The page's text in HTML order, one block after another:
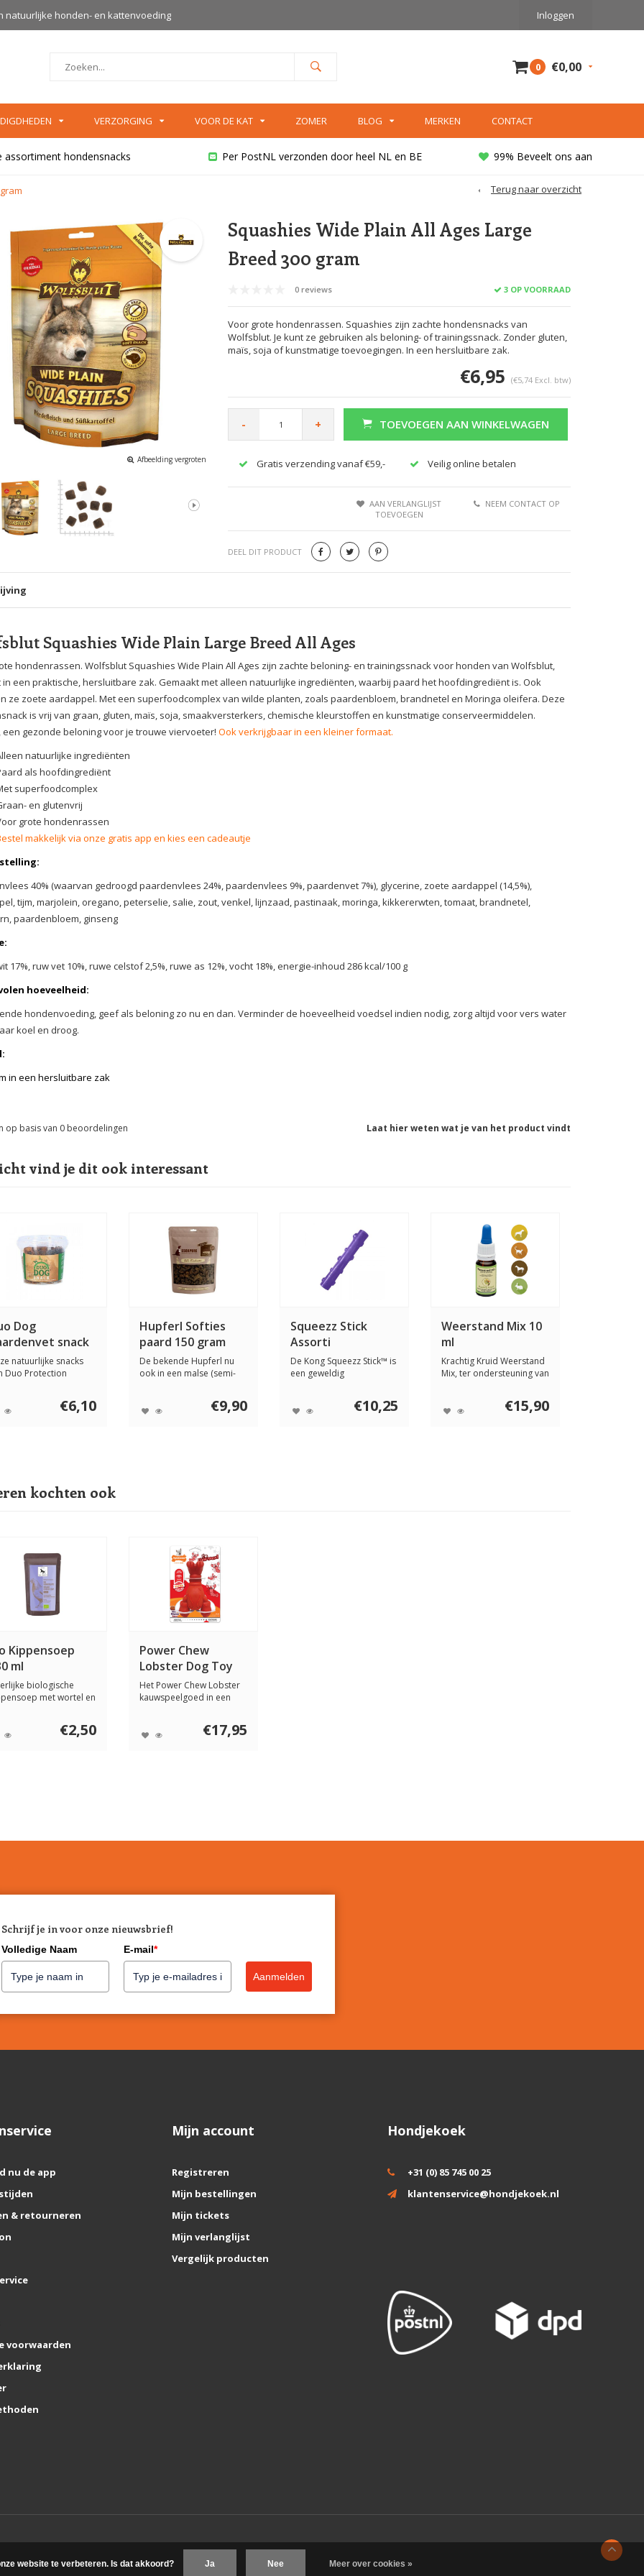
natuurlijke honden- en kattenvoeding Inloggen
0 €0,00
VERZORGING VOOR DE KAT ZOMER BLOG MERKEN CONTACT
assortiment hondensnacks Per PostNL verzonden door heel NL en BE 99% Beveelt ons aan
Terug naar overzicht
Afbeelding vergroten Afbeelding vergroten
Squashies Wide Plain All Ages Large
Breed 300 gram
0 reviews 3 OP VOORRAAD
Voor grote hondenrassen. Squashies zijn zachte hondensnacks van
Wolfsblut. Je kunt ze gebruiken als beloning- of trainingssnack. Zonder gluten,
maïs, soja of kunstmatige toevoegingen. In een hersluitbare zak.
€6,95 (€5,74 Excl. btw)
- + TOEVOEGEN AAN WINKELWAGEN
Gratis verzending vanaf €59,- Veilig online betalen
AAN VERLANGLIJST
TOEVOEGEN
NEEM CONTACT OP
DEEL DIT PRODUCT
Squashies Wide Plain Large Breed All Ages
hondenrassen. Wolfsblut Squashies Wide Plain All Ages zijn zachte beloning- en trainingssnack voor honden van Wolfsblut,
een praktische, hersluitbare zak. Gemaakt met alleen natuurlijke ingrediënten, waarbij paard het hoofdingrediënt is. Ook
ze zoete aardappel. Met een superfoodcomplex van wilde planten, zoals paardenbloem, brandnetel en Moringa oleifera. Deze
is vrij van graan, gluten, maïs, soja, smaakversterkers, chemische kleurstoffen en kunstmatige conserveermiddelen.
een gezonde beloning voor je trouwe viervoeter! Ook verkrijgbaar in een kleiner formaat.
natuurlijke ingrediënten
als hoofdingrediënt
superfoodcomplex
en glutenvrij
grote hondenrassen
makkelijk via onze gratis app en kies een cadeautje
40% (waarvan gedroogd paardenvlees 24%, paardenvlees 9%, paardenvet 7%), glycerine, zoete aardappel (14,5%),
tijm, marjolein, oregano, peterselie, salie, zout, venkel, lijnzaad, pastinaak, moringa, kikkererwten, tomaat, brandnetel,
paardenbloem, ginseng
17%, ruw vet 10%, ruwe celstof 2,5%, ruwe as 12%, vocht 18%, energie-inhoud 286 kcal/100 g
hoeveelheid:
hondenvoeding, geef als beloning zo nu en dan. Verminder de hoeveelheid voedsel indien nodig, zorg altijd voor vers water
koel en droog.
in een hersluitbare zak
Laat hier weten wat je van het product vindt
op basis van 0 beoordelingen
vind je dit ook interessant
Dog
snack
gram
natuurlijke snacks
Duo Protection
€6,10
Hupferl Softies
paard 150 gram
De bekende Hupferl nu
ook in een malse (semi-
€9,90
Squeezz Stick
Assorti
De Kong Squeezz Stick™ is
een geweldig
€10,25
Weerstand Mix 10
ml
Krachtig Kruid Weerstand
Mix, ter ondersteuning van
€15,90
kochten ook
Kippensoep
ml
biologische
met wortel en
€2,50
Power Chew
Lobster Dog Toy
Het Power Chew Lobster
kauwspeelgoed in een
€17,95
Schrijf je in voor onze nieuwsbrief!
Volledige Naam E-mail*
Aanmelden
nu de app
& retourneren
voorwaarden
Mijn account
Registreren
Mijn bestellingen
Mijn tickets
Mijn verlanglijst
Vergelijk producten
Hondjekoek
+31 (0) 85 745 00 25
klantenservice@hondjekoek.nl
website te verbeteren. Is dat akkoord? Ja Nee Meer over cookies »